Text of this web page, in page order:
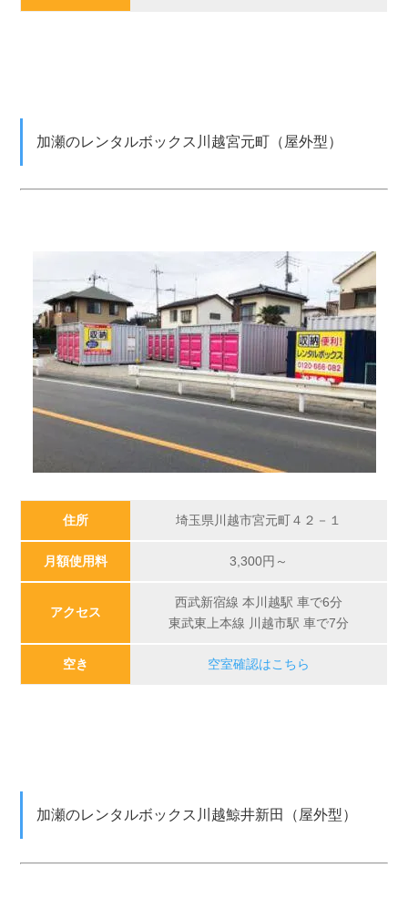
加瀬のレンタルボックス川越宮元町（屋外型）
住所 埼玉県川越市宮元町４２－１
月額使用料 3,300円～
アクセス
西武新宿線 本川越駅 車で6分
東武東上本線 川越市駅 車で7分
空き 空室確認はこちら
加瀬のレンタルボックス川越鯨井新田（屋外型）